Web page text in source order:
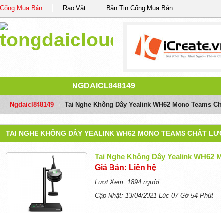
Cổng Mua Bán Rao Vặt Bản Tin Cổng Mua Bán
NGDAICL848149
Ngdaicl848149 Tai Nghe Không Dây Yealink WH62 Mono Teams
TAI NGHE KHÔNG DÂY YEALINK WH62 MONO TEAMS CHẤT
Tai Nghe Không Dây Yealink WH62
Giá Bán: Liên hệ
Lượt Xem: 1894 người
Cập Nhật: 13/04/2021 Lúc 07 Gờ 54 Phút